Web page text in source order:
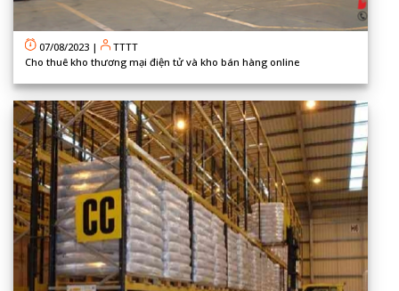
07/08/2023 |
TTTT
Cho thuê kho thương mại điện tử và kho bán hàng online